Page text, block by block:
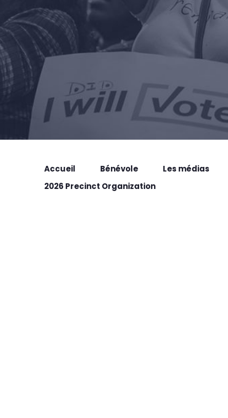
Accueil Bénévole Les médias
2026 Precinct Organization